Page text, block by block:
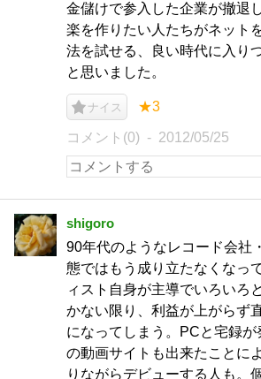
金儲けで参入した企業が撤退
楽を作りたい人たちがネット
法を試せる、良い時代に入り
と思いました。
ナイス ★3
コメント(0) 2012/05/25
shigoro
90年代のようなレコード会社
態ではもう成り立たなくなっ
ィスト自身が主導でいろいろ
かない限り、利益が上がらず
になってしまう。PCと宅録
の動画サイトも出来たことに
りながらデビューする人も。